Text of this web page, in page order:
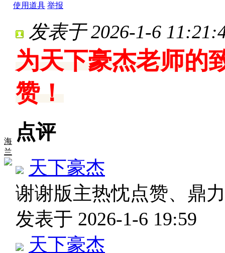
使用道具 举报
海
兰
发表于 2026-1-6
为天下豪杰老师的
赞！
点评
天下豪杰
谢谢版主热忱点赞、鼎
发表于 2026-1-6 19:59
天下豪杰